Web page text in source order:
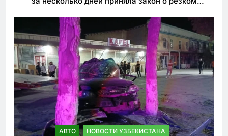
АВТО НОВОСТИ УЗБЕКИСТАНА